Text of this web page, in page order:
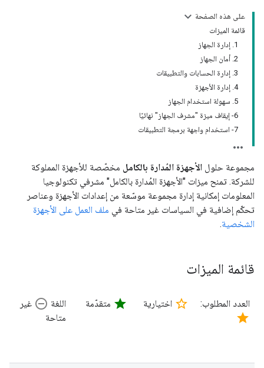
على هذه الصفحة
قائمة الميزات
1. إدارة الجهاز
2. أمان الجهاز
3. إدارة الحسابات والتطبيقات
4. إدارة الأجهزة
5. سهولة استخدام الجهاز
6- إيقاف ميزة "مشرف الجهاز" نهائيًا
7- استخدام واجهة برمجة التطبيقات
مجموعة حلول الأجهزة المُدارة بالكامل مخصّصة للأجهزة المملوكة
للشركة. تمنح ميزات "الأجهزة المُدارة بالكامل" مشرفي تكنولوجيا
المعلومات إمكانية إدارة مجموعة موسّعة من إعدادات الأجهزة وعناصر
تحكّم إضافية في السياسات غير متاحة في ملف العمل على الأجهزة
الشخصية.
قائمة الميزات
العدد المطلوب:
star
star_border اختيارية star متقدّمة اللغة remove_circle_outline غير
متاحة